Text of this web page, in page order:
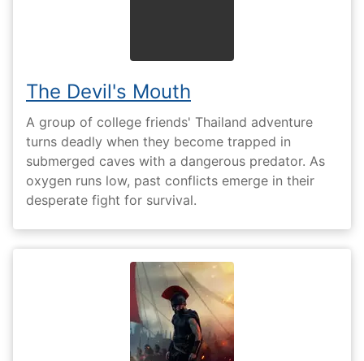
The Devil's Mouth
A group of college friends' Thailand adventure
turns deadly when they become trapped in
submerged caves with a dangerous predator. As
oxygen runs low, past conflicts emerge in their
desperate fight for survival.